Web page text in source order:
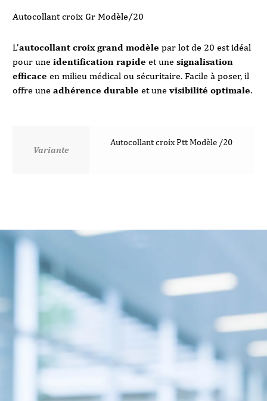
Autocollant croix Gr Modèle/20
L’autocollant croix grand modèle par lot de 20 est idéal
pour une identification rapide et une signalisation
efficace en milieu médical ou sécuritaire. Facile à poser, il
offre une adhérence durable et une visibilité optimale.
Variante
Autocollant croix Ptt Modèle /20